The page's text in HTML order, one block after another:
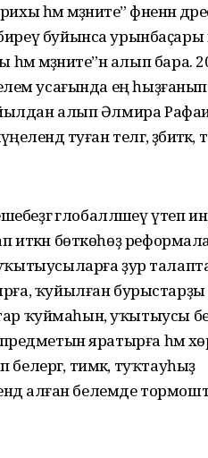
һәм мәҙәниәте” фәненән
буйынса урынбаҫары
мәҙәниәте”н алып бара.
усағында ең
йылдан алып Әлмира
туған телгә,
глобалләшеү үтеп
иткән бөткөһөҙ
ҙур
ҡуйылған бурыстарҙы
ҡуймаһын, уҡытыусы
яратырға һәм
тимәк, туҡтауһыҙ
алған белемде